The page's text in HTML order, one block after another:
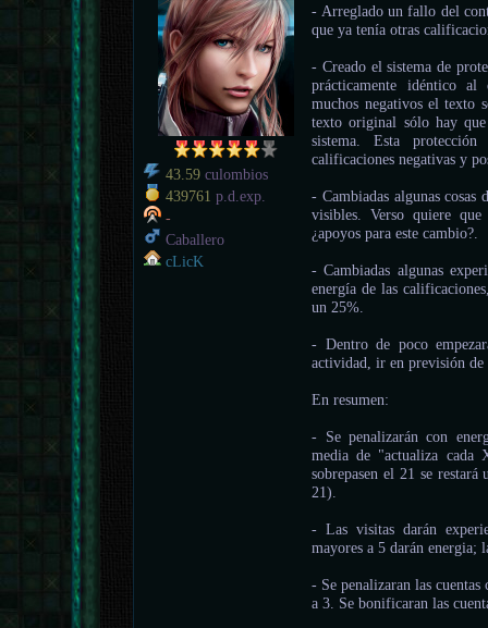
43.59 culombios
439761 p.d.exp.
-
Caballero
cLicK
- Arreglado un fallo del
que ya tenía otras
- Creado el sistema de
prácticamente idéntico al
muchos negativos el texto
texto original sólo hay
sistema. Esta
calificaciones negativas y
- Cambiadas algunas
visibles. Verso quiere
¿apoyos para este cambio?.
- Cambiadas algunas
energía de las
un 25%.
- Dentro de poco
actividad, ir en previsión de
En resumen:
- Se penalizarán con
media de "actualiza
sobrepasen el 21 se
21).
- Las visitas darán
mayores a 5 darán energia;
- Se penalizaran las
a 3. Se bonificaran las